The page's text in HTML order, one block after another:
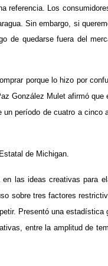
referencia. Los
Sin embargo, si
de quedarse fuera del
porque lo hizo por
González Mulet afirmó que
período de cuatro a cinco
de Michigan.
las ideas creativas para
sobre tres factores
Presentó una estadística
entre la amplitud de